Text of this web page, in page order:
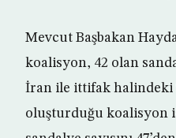
Mevcut Başbakan
koalisyon, 42 olan
İran ile ittifak halindeki
oluşturduğu koalisyon